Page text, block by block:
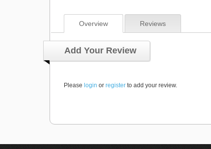
Overview Reviews
Add Your Review
Please login or register to add your review.